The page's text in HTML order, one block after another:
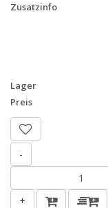
Zusatzinfo
Lager
Preis
-
+